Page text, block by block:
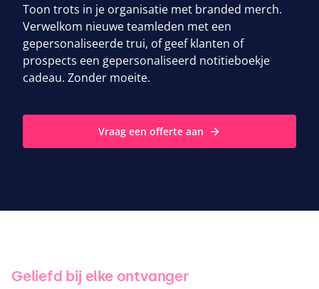
Toon trots in je organisatie met branded merch.
Verwelkom nieuwe teamleden met een
gepersonaliseerde trui, of geef klanten of
prospects een gepersonaliseerd notitieboekje
cadeau. Zonder moeite.
Vraag een offerte aan
Geliefd bij elke ontvanger